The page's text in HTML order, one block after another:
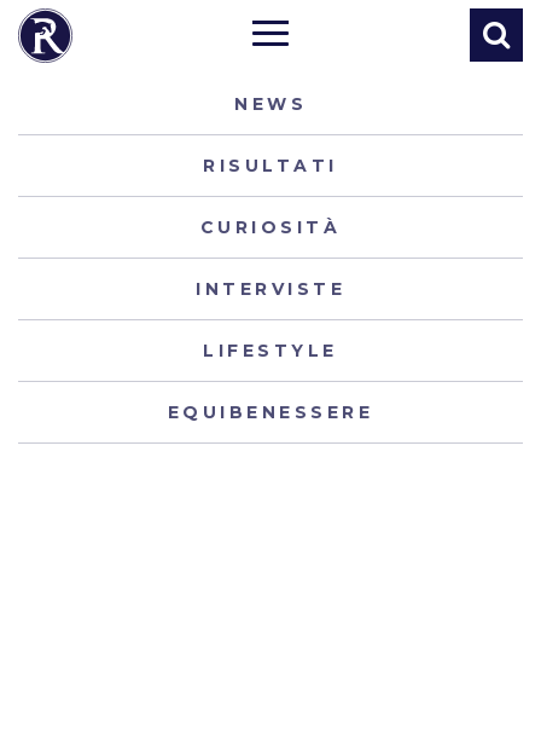
NEWS
RISULTATI
CURIOSITÀ
INTERVISTE
LIFESTYLE
EQUIBENESSERE